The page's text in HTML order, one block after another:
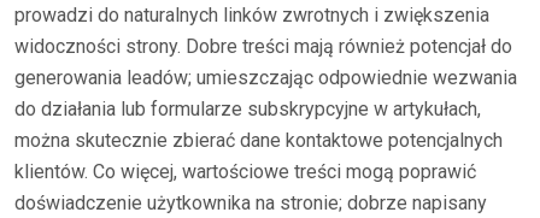
prowadzi do naturalnych linków zwrotnych i zwiększenia
widoczności strony. Dobre treści mają również potencjał do
generowania leadów; umieszczając odpowiednie wezwania
do działania lub formularze subskrypcyjne w artykułach,
można skutecznie zbierać dane kontaktowe potencjalnych
klientów. Co więcej, wartościowe treści mogą poprawić
doświadczenie użytkownika na stronie; dobrze napisany